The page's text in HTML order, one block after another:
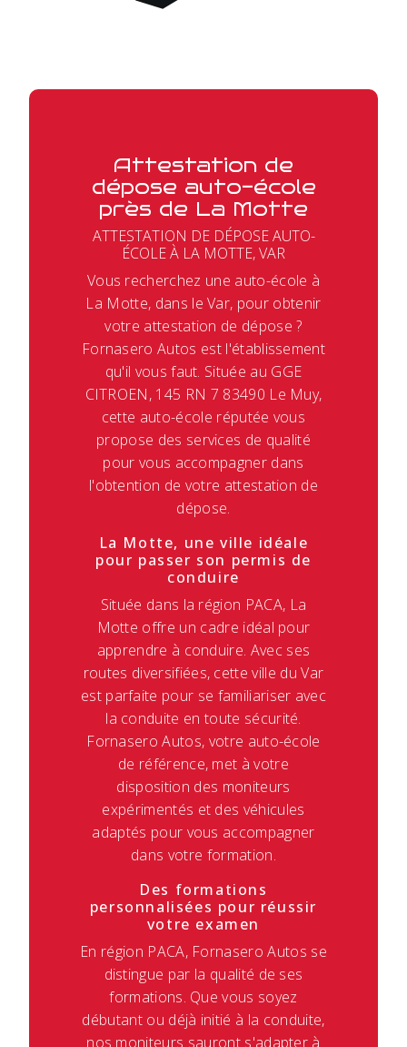
Attestation de
dépose auto-école
près de La Motte
ATTESTATION DE DÉPOSE AUTO-
ÉCOLE À LA MOTTE, VAR
Vous recherchez une auto-école à
La Motte, dans le Var, pour obtenir
votre attestation de dépose ?
Fornasero Autos est l'établissement
qu'il vous faut. Située au GGE
CITROEN, 145 RN 7 83490 Le Muy,
cette auto-école réputée vous
propose des services de qualité
pour vous accompagner dans
l'obtention de votre attestation de
dépose.
La Motte, une ville idéale
pour passer son permis de
conduire
Située dans la région PACA, La
Motte offre un cadre idéal pour
apprendre à conduire. Avec ses
routes diversifiées, cette ville du Var
est parfaite pour se familiariser avec
la conduite en toute sécurité.
Fornasero Autos, votre auto-école
de référence, met à votre
disposition des moniteurs
expérimentés et des véhicules
adaptés pour vous accompagner
dans votre formation.
Des formations
personnalisées pour réussir
votre examen
En région PACA, Fornasero Autos se
distingue par la qualité de ses
formations. Que vous soyez
débutant ou déjà initié à la conduite,
nos moniteurs sauront s'adapter à